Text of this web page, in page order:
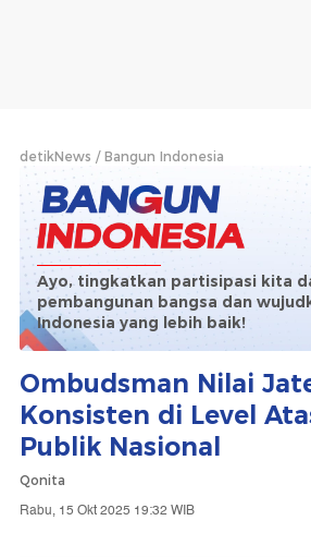
detikNews Bangun Indonesia
Ayo, tingkatkan partisipasi kita
pembangunan bangsa dan
Indonesia yang lebih baik!
Ombudsman Nilai
Konsisten di Level
Publik Nasional
Qonita
Rabu, 15 Okt 2025 19:32 WIB